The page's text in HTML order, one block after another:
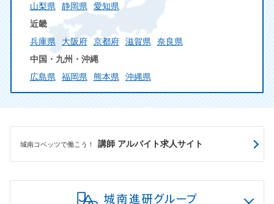
山梨県
静岡県
愛知県
近畿
兵庫県
大阪府 京都府 滋賀県
奈良県
中国・九州・沖縄
広島県
福岡県 熊本県 沖縄県
城南コベッツで働こう！ 講師 アルバイト求人サイト